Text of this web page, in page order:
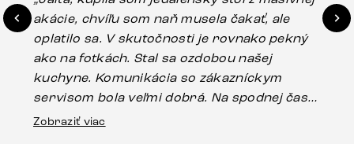
akácie, chvíľu som naň musela čakať, ale
oplatilo sa. V skutočnosti je rovnako pekný
ako na fotkách. Stal sa ozdobou našej
kuchyne. Komunikácia so zákazníckym
servisom bola veľmi dobrá. Na spodnej časti
stola bolo malé poškodenie, pravdepodobne
Zobraziť viac